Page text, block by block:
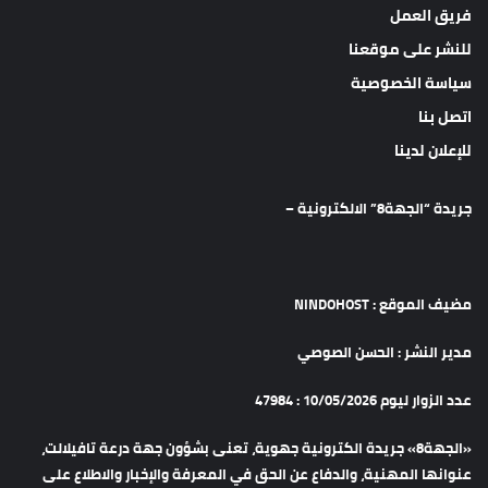
فريق العمل
للنشر على موقعنا
سياسة الخصوصية
اتصل بنا
للإعلان لدينا
جريدة “الجهة8” الالكترونية –
مضيف الموقع : NINDOHOST
مدير النشر : الحسن الصوصي
عدد الزوار ليوم 10/05/2026 : 47984
«الجهة8» جريدة الكترونية جهوية، تعنى بشؤون جهة درعة تافيلالت،
عنوانها المهنية، والدفاع عن الحق في المعرفة والإخبار والاطلاع على